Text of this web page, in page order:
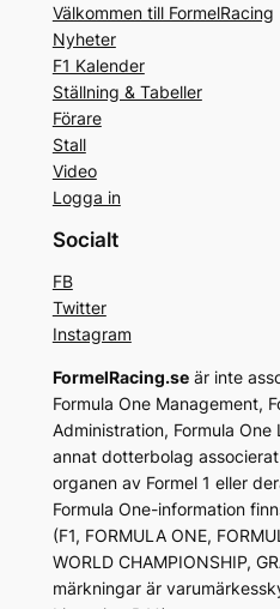
Välkommen till FormelRacing
Nyheter
F1 Kalender
Ställning & Tabeller
Förare
Stall
Video
Logga in
Socialt
FB
Twitter
Instagram
FormelRacing.seär inte
Formula One Management,
Administration, Formula
annat dotterbolag
organen av Formel 1 eller
Formula One-information
(F1, FORMULA ONE,
WORLD CHAMPIONSHIP,
märkningar är